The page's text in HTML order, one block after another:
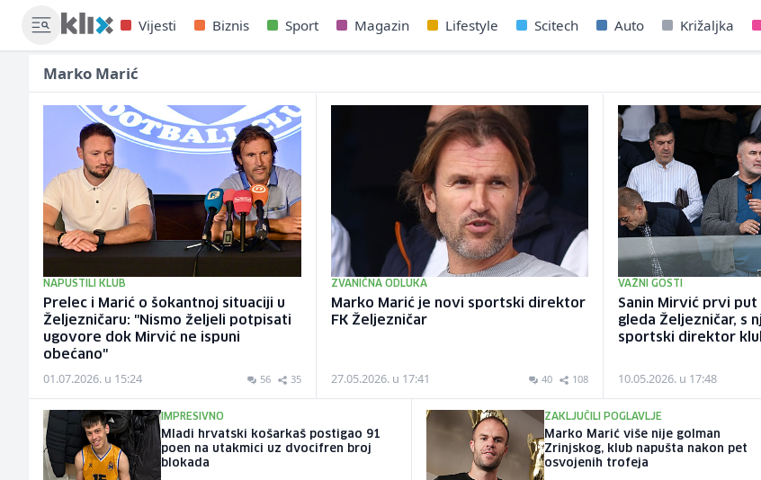
Vijesti Biznis Sport Magazin Lifestyle Scitech Auto Križaljka
Marko Marić
NAPUSTILI KLUB
Prelec i Marić o šokantnoj situaciji u
Željezničaru: "Nismo željeli potpisati
ugovore dok Mirvić ne ispuni
obećano"
01.07.2026. u 15:24 56 35
ZVANIČNA ODLUKA
Marko Marić je novi sportski direktor
FK Željezničar
27.05.2026. u 17:41 40 108
VAŽNI GOSTI
Sanin Mirvić prvi put
gleda Željezničar, s
sportski direktor
10.05.2026. u 17:48
IMPRESIVNO
Mladi hrvatski košarkaš postigao 91
poen na utakmici uz dvocifren broj
blokada
ZAKLJUČILI POGLAVLJE
Marko Marić više nije golman
Zrinjskog, klub napušta nakon pet
osvojenih trofeja